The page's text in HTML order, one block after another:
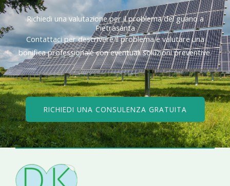
Richiedi una valutazione per il problema del guano a
Pietrasanta
Contattaci per descrivere il problema e valutare una
bonifica professionale con eventuali soluzioni preventive.
RICHIEDI UNA CONSULENZA GRATUITA